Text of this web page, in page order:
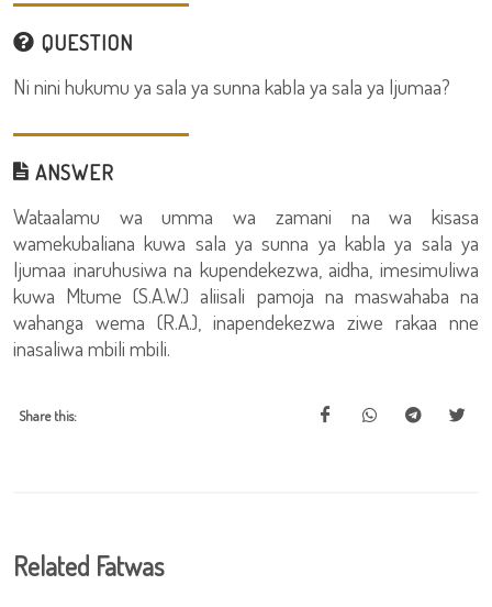
QUESTION
Ni nini hukumu ya sala ya sunna kabla ya sala ya Ijumaa?
ANSWER
Wataalamu wa umma wa zamani na wa kisasa
wamekubaliana kuwa sala ya sunna ya kabla ya sala ya
Ijumaa inaruhusiwa na kupendekezwa, aidha, imesimuliwa
kuwa Mtume (S.A.W.) aliisali pamoja na maswahaba na
wahanga wema (R.A.), inapendekezwa ziwe rakaa nne
inasaliwa mbili mbili.
Share this:
Related Fatwas